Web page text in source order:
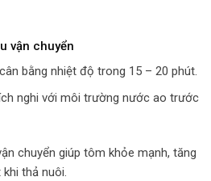
vận chuyển
bằng nhiệt độ trong 15 – 20 phút.
nghi với môi trường nước ao trước
chuyển giúp tôm khỏe mạnh, tăng
thả nuôi.